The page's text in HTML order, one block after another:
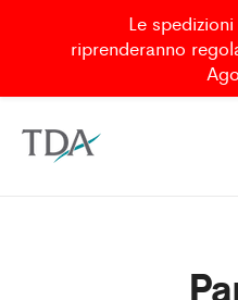
Le
riprenderanno